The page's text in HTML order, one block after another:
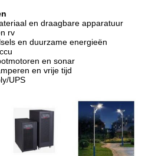
en draagbare apparatuur
rv
en duurzame energieën
en sonar
en vrije tijd
UPS